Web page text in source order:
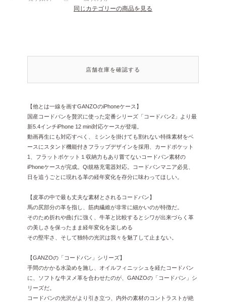
同じカテゴリーの商品を見る
店舗在庫を確認する
【他とは一線を画すGANZOのiPhoneケース】
国産コードバンを贅沢に使った定番シリーズ「コードバン2」より最
新5.4インチiPhone 12 mini対応ケースが登場。
動画再生にも対応すべく、ミシンを掛けても割れない特殊素材をベ
ースにスタンド機能付きフラップデザインを採用、カードポケット
1、フラットポケット１収納力もあり嘗てないコードバン素材の
iPhoneケースが完成。Qi規格充電器対応。コードバンマニア必見、
日を追うごとに現れる革の経年変化を存分に味わってほしい。
【皮革の中で最も丈夫な素材とされるコードバン】
馬の尻部分の革を指し、筋肉繊維が非常に細かいのが特徴だ。
そのため折れや曲げに強く、牛革と比較するとシワが出来づらく革
の美しさを保ったまま経年変化を楽しめる
その堅牢さ、そして独特の光沢は我々を魅了して止まない。
【GANZOの「コードバン」シリーズ】
手間のかかる水染めを施し、オイルフィニッシュを経たコードバン
に、ソフトな牛ヌメ革を合わせたのが、GANZOの「コードバン」シ
リーズだ。
コードバンの光沢がより引き立つ、内外の素材のコントラストが絶